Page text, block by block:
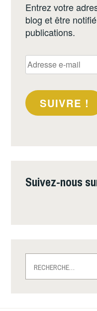
Entrez votre
blog et être
publications.
Adresse
e-
SUIVRE !
Suivez-nous